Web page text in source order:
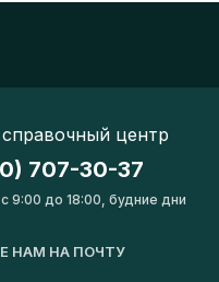
центр
707-30-37
9:00 до 18:00, будние дни
НАМ НА ПОЧТУ